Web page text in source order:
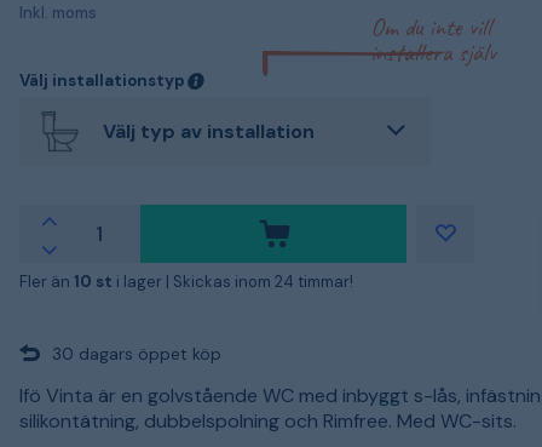
Inkl. moms
Om du inte vill
installera själv
Välj installationstyp
Välj typ av installation
Fler än 10 st i lager | Skickas inom 24 timmar!
30 dagars öppet köp
Ifö Vinta är en golvstående WC med inbyggt s-lås,
silikontätning, dubbelspolning och Rimfree. Med WC-sits.